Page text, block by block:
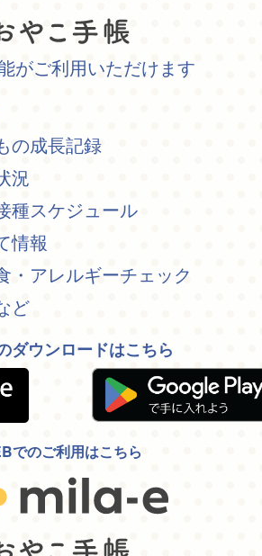
がご利用いただけます
の成長記録
況
種スケジュール
情報
・アレルギーチェック
ど
ダウンロードはこちら
でのご利用はこちら